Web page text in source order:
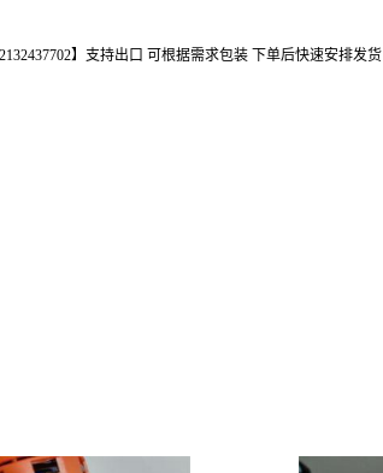
】支持出口 可根据需求包装 下单后快速安排发货